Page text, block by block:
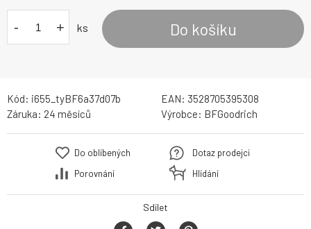
- + ks Do košíku
Kód: i655_tyBF6a37d07b EAN: 3528705395308
Záruka: 24 měsíců Výrobce: BFGoodrich
Do oblíbených
Porovnání
Dotaz prodejci
Hlídání
Sdílet